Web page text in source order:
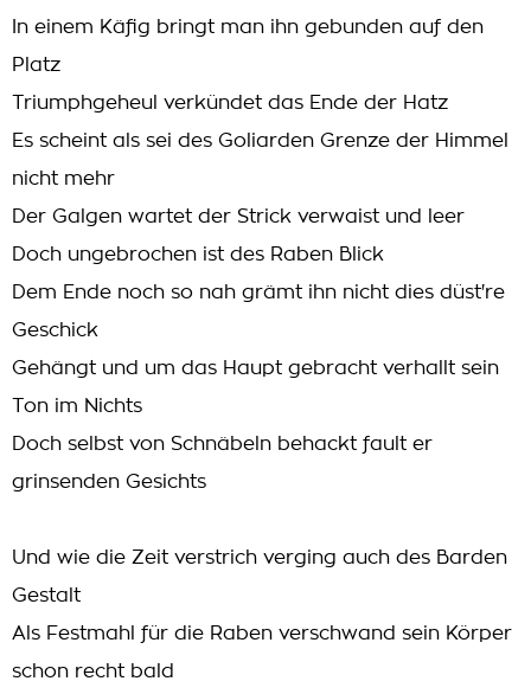
In einem Käfig bringt man ihn gebunden auf den
Platz
Triumphgeheul verkündet das Ende der Hatz
Es scheint als sei des Goliarden Grenze der Himmel
nicht mehr
Der Galgen wartet der Strick verwaist und leer
Doch ungebrochen ist des Raben Blick
Dem Ende noch so nah grämt ihn nicht dies düst're
Geschick
Gehängt und um das Haupt gebracht verhallt sein
Ton im Nichts
Doch selbst von Schnäbeln behackt fault er
grinsenden Gesichts
Und wie die Zeit verstrich verging auch des Barden
Gestalt
Als Festmahl für die Raben verschwand sein Körper
schon recht bald